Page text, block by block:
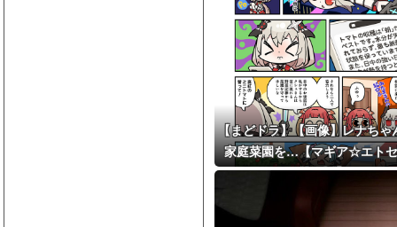
ゃった
【まどドラ】【画像】レナちゃ
家庭菜園を…【マギア☆エト
第98話】